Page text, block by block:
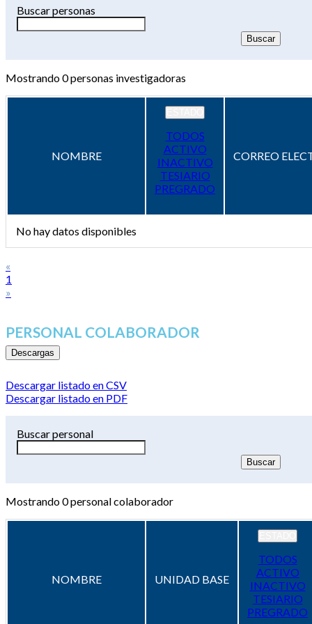
Buscar personas
Mostrando0personas investigadoras
NOMBRE
TODOS
ACTIVO
INACTIVO
TESIARIO
PREGRADO
CORREO
No hay datos disponibles
«
1
»
PERSONAL COLABORADOR
Descargas
Descargar listado en CSV
Descargar listado en PDF
Buscar personal
Mostrando0personal colaborador
NOMBRE UNIDAD BASE
TODOS
ACTIVO
INACTIVO
TESIARIO
PREGRADO